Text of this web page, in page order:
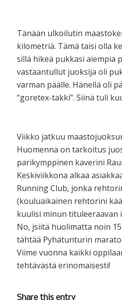
Tänään ulkoilutin
kilometriä. Tämä taisi olla
sillä hikeä pukkasi aiempia
vastaantullut juoksija oli
varman päälle. Hänellä oli
“goretex-takki”. Siinä tuli
Viikko jatkuu
Huomenna on tarkoitus
parikymppinen kaverini
Keskiviikkona alkaa
Running Club, jonka
(kouluaikainen rehtorini
kuulisi minun tituleeraavan
No, jsiitä huolimatta noin
tähtää Pyhätunturin
Viime vuonna kaikki
tehtävästä erinomaisesti!
Share this entry